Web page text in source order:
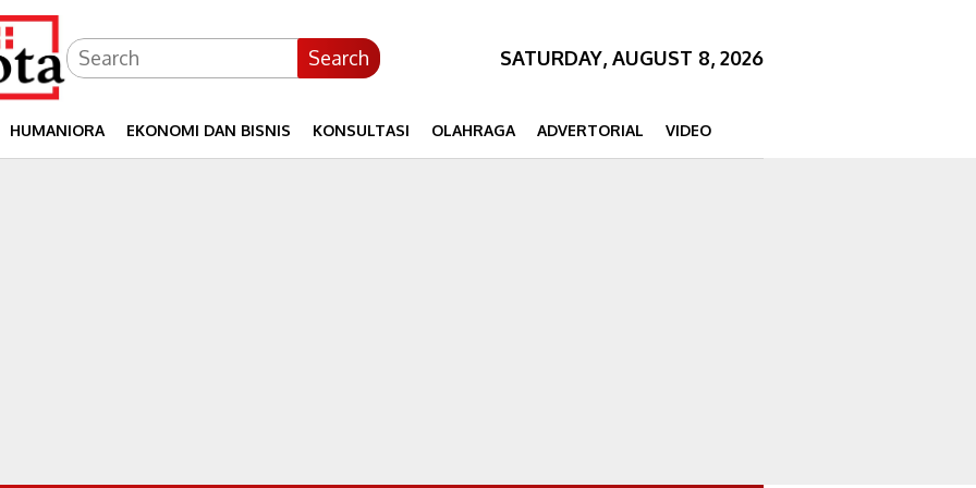
Search SATURDAY, AUGUST 8, 2026
HUMANIORA EKONOMI DAN BISNIS KONSULTASI OLAHRAGA ADVERTORIAL VIDEO